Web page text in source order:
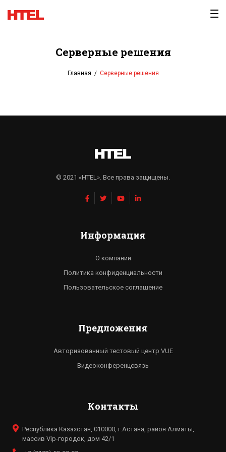
Серверные решения
Главная / Серверные решения
© 2021 «HTEL». Все права защищены.
Информация
О компании
Политика конфиденциальности
Пользовательское соглашение
Предложения
Авторизованный тестовый центр VUE
Видеоконференцсвязь
Контакты
Республика Казахстан, 010000, г.Астана, район Алматы,
массив Vip-городок, дом 42/1